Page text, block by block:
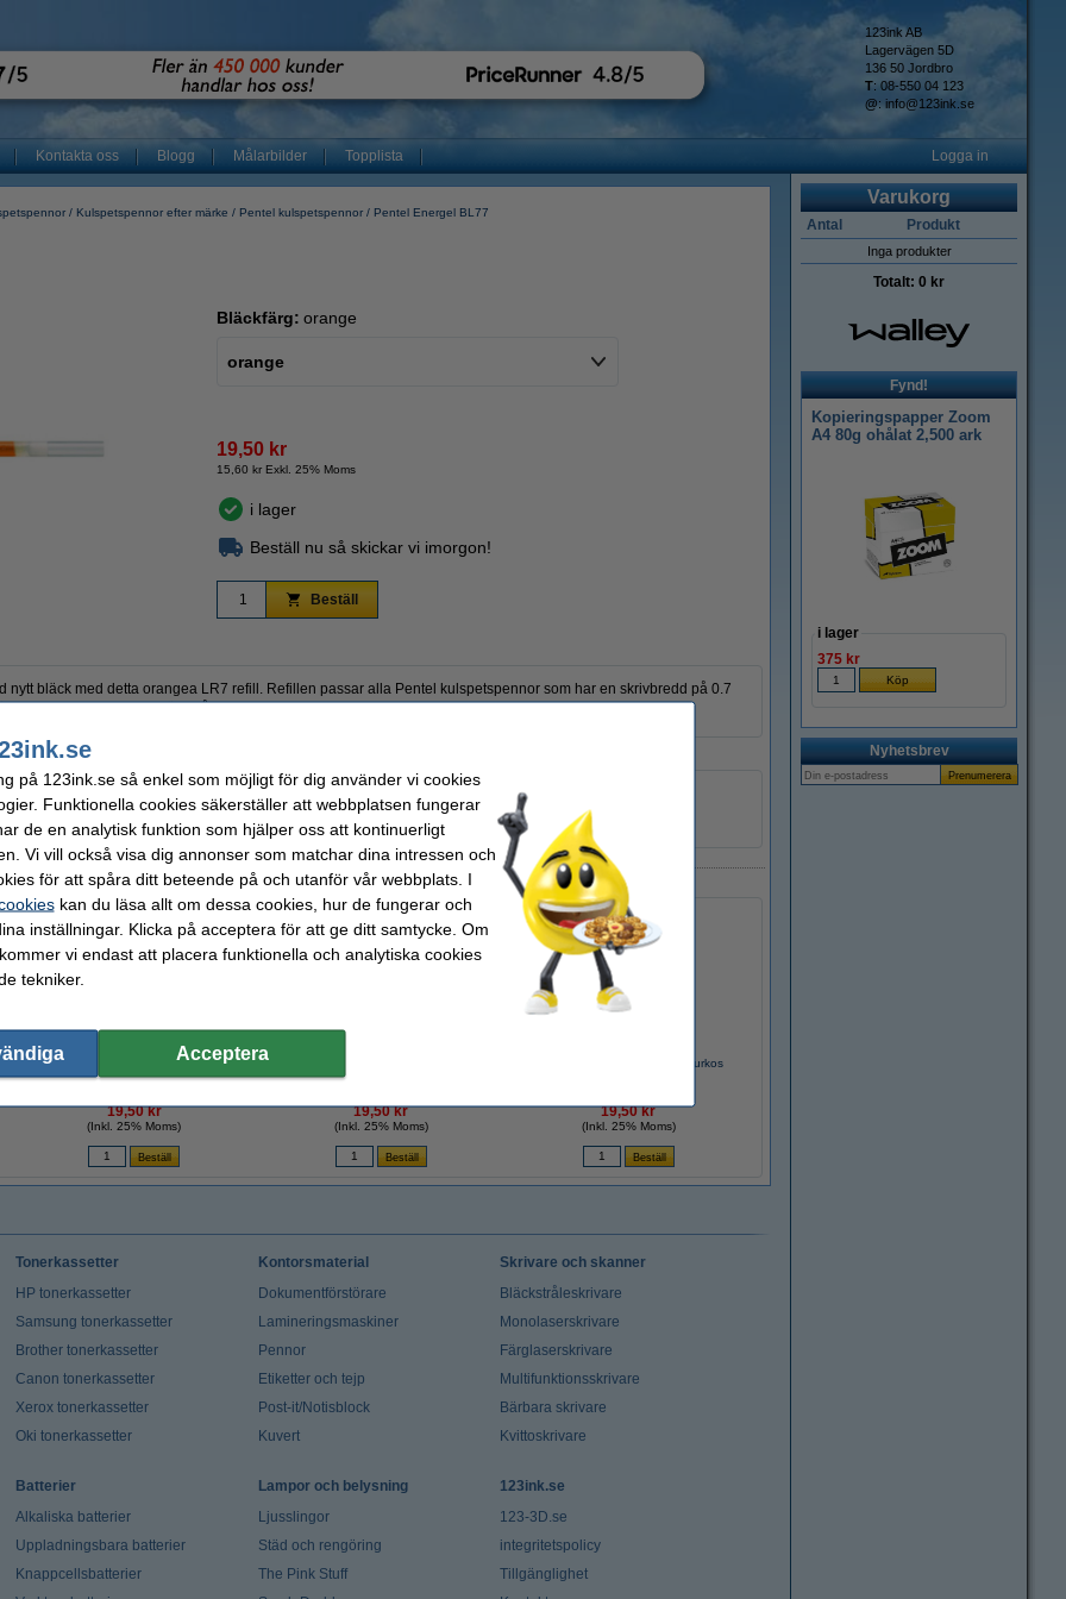
123ink AB
Lagervägen 5D
136 50 Jordbro
T: 08-550 04 123
@: info@123ink.se
Kontakta oss Blogg Målarbilder Topplista Logga in
Kulspetspennor efter märke Pentel kulspetspennor
Pentel Energel BL77
Bläckfärg: orange
orange
19,50 kr
15,60 kr Exkl. 25% Moms
i lager
Beställ nu så skickar vi imorgon!
Beställ
nytt bläck med detta orangea LR7 refill. Refillen passar alla Pentel kulspetspennor som har en skrivbredd på 0.7
mycket enkelt att byta bläck på din Pentel penna.
Vårt artikelnr:
210121
BL77, BL107, BL117, BL407 en BL2007
ofta även dessa produkter!
Refill | Pentel Energel LR7 | ljusblå
19,50 kr
(Inkl. 25% Moms)
19,50 kr
(Inkl. 25% Moms)
Refill | Pentel Energel LR7 | turkos
19,50 kr
(Inkl. 25% Moms)
Varukorg
Antal Produkt
Inga produkter
Totalt: 0 kr
Fynd!
Kopieringspapper Zoom
A4 80g ohålat 2,500 ark
i lager
375 kr
Nyhetsbrev
Tonerkassetter
HP tonerkassetter
Samsung tonerkassetter
Brother tonerkassetter
Canon tonerkassetter
Xerox tonerkassetter
Oki tonerkassetter
Kontorsmaterial
Dokumentförstörare
Lamineringsmaskiner
Pennor
Etiketter och tejp
Post-it/Notisblock
Kuvert
Skrivare och skanner
Bläckstråleskrivare
Monolaserskrivare
Färglaserskrivare
Multifunktionsskrivare
Bärbara skrivare
Kvittoskrivare
Batterier
Alkaliska batterier
Uppladningsbara batterier
Knappcellsbatterier
Lampor och belysning
Ljusslingor
Städ och rengöring
The Pink Stuff
123ink.se
123-3D.se
integritetspolicy
Tillgänglighet
på 123ink.se så enkel som möjligt för dig använder vi cookies
Funktionella cookies säkerställer att webbplatsen fungerar
de en analytisk funktion som hjälper oss att kontinuerligt
Vi vill också visa dig annonser som matchar dina intressen och
för att spåra ditt beteende på och utanför vår webbplats. I
kan du läsa allt om dessa cookies, hur de fungerar och
inställningar. Klicka på acceptera för att ge ditt samtycke. Om
vi endast att placera funktionella och analytiska cookies
tekniker.
Acceptera